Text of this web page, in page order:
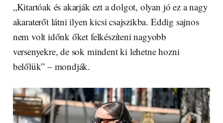
„Kitartóak és akarják ezt a dolgot, olyan jó ez a nagy
akaraterőt látni ilyen kicsi csajszikba. Eddig sajnos
nem volt időnk őket felkészíteni nagyobb
versenyekre, de sok mindent ki lehetne hozni
belőlük” – mondják.